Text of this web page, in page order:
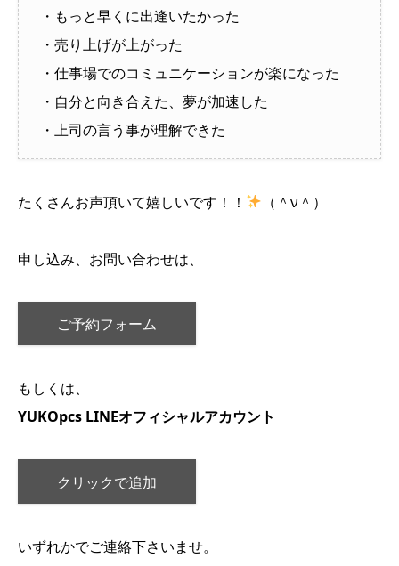
・もっと早くに出逢いたかった
・売り上げが上がった
・仕事場でのコミュニケーションが楽になった
・自分と向き合えた、夢が加速した
・上司の言う事が理解できた
たくさんお声頂いて嬉しいです！！ （＾ν＾）
申し込み、お問い合わせは、
ご予約フォーム
もしくは、
YUKOpcs LINEオフィシャルアカウント
クリックで追加
いずれかでご連絡下さいませ。